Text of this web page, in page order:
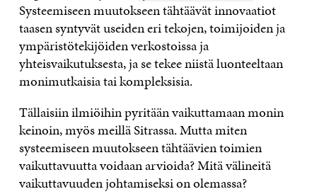
muutosta
Systeemiseen muutokseen tähtäävät innovaatiot
taasen syntyvät useiden eri tekojen, toimijoiden ja
ympäristötekijöiden verkostoissa ja
yhteisvaikutuksesta, ja se tekee niistä luonteeltaan
monimutkaisia tai kompleksisia.
Tällaisiin ilmiöihin pyritään vaikuttamaan monin
keinoin, myös meillä Sitrassa. Mutta miten
systeemiseen muutokseen tähtäävien toimien
vaikuttavuutta voidaan arvioida? Mitä välineitä
vaikuttavuuden johtamiseksi on olemassa?